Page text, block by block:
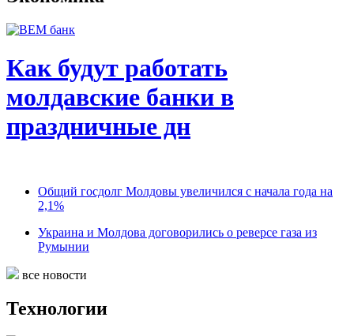
Как будут работать
молдавские банки в
праздничные дн
Общий госдолг Молдовы увеличился с начала года на
2,1%
Украина и Молдова договорились о реверсе газа из
Румынии
все новости
Технологии